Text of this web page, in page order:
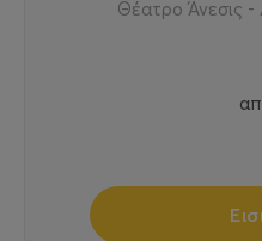
Θέατρο Άνεσις -